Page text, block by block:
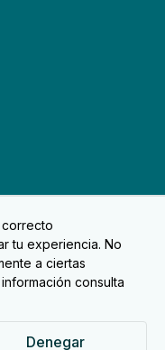
correcto
tu experiencia. No
a ciertas
consulta
Denegar
Doko Studio.